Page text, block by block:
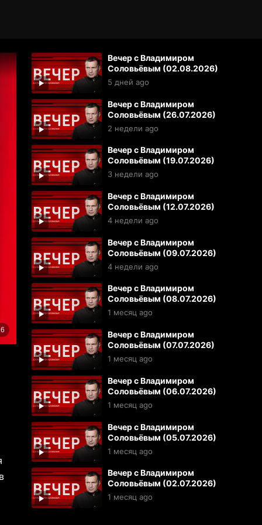
Вечер с Владимиром
Соловьёвым (02.08.2026)
5 дней ago
Вечер с Владимиром
Соловьёвым (26.07.2026)
2 недели ago
Вечер с Владимиром
Соловьёвым (19.07.2026)
3 недели ago
Вечер с Владимиром
Соловьёвым (12.07.2026)
4 недели ago
Вечер с Владимиром
Соловьёвым (09.07.2026)
4 недели ago
Вечер с Владимиром
Соловьёвым (08.07.2026)
1 месяц ago
Вечер с Владимиром
Соловьёвым (07.07.2026)
1 месяц ago
Вечер с Владимиром
Соловьёвым (06.07.2026)
1 месяц ago
Вечер с Владимиром
Соловьёвым (05.07.2026)
1 месяц ago
Вечер с Владимиром
Соловьёвым (02.07.2026)
1 месяц ago